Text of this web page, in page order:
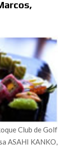
Club de Golf
ASAHI